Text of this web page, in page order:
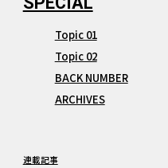
Topic 01
Topic 02
BACK NUMBER
ARCHIVES
連載記事